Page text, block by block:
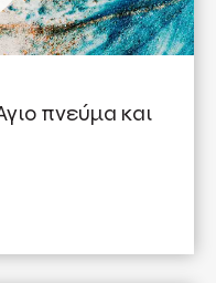
πνεύμα και